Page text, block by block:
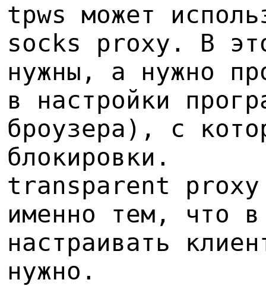
tpws может
socks proxy. В
нужны, а нужно
в настройки
броузера), с
блокировки.
transparent proxy
именно тем, что
настраивать
нужно.